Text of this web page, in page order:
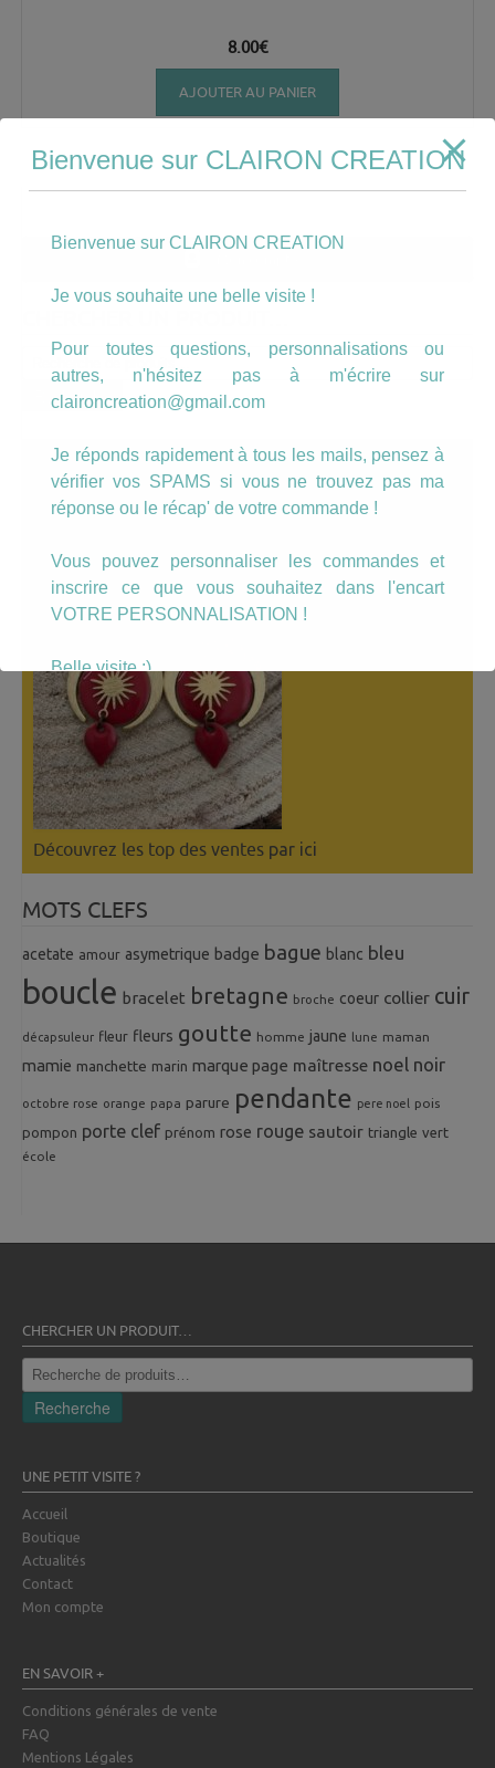
8.00€
AJOUTER AU PANIER
Recherche
pour :
Recherche
A LÀ UNE
Découvrez les top des ventes par ici
MOTS CLEFS
acetate amour asymetrique badge bague blanc bleu
boucle bracelet bretagne broche coeur collier cuir
décapsuleur fleur fleurs goutte homme jaune lune maman
mamie manchette marin marque page maîtresse noel noir
octobre rose orange papa parure pendante pere noel pois
pompon porte clef prénom rose rouge sautoir triangle vert
école
CHERCHER UN PRODUIT…
Recherche
pour :
Recherche
UNE PETIT VISITE ?
Accueil
Boutique
Actualités
Contact
Mon compte
EN SAVOIR +
Conditions générales de vente
FAQ
Mentions Légales
Bienvenue sur CLAIRON CREATION
Bienvenue sur CLAIRON CREATION
Je vous souhaite une belle visite !
Pour toutes questions, personnalisations ou
autres, n'hésitez pas à m'écrire sur
claironcreation@gmail.com
Je réponds rapidement à tous les mails, pensez à
vérifier vos SPAMS si vous ne trouvez pas ma
réponse ou le récap' de votre commande !
Vous pouvez personnaliser les commandes et
inscrire ce que vous souhaitez dans l'encart
VOTRE PERSONNALISATION !
Belle visite :)